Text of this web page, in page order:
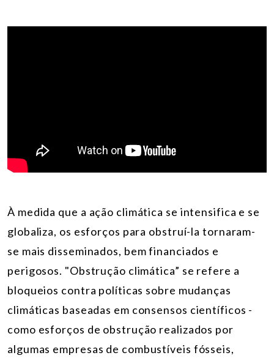
À medida que a ação climática se intensifica e se
globaliza, os esforços para obstruí-la tornaram-
se mais disseminados, bem financiados e
perigosos. "Obstrução climática” se refere a
bloqueios contra políticas sobre mudanças
climáticas baseadas em consensos científicos -
como esforços de obstrução realizados por
algumas empresas de combustíveis fósseis,